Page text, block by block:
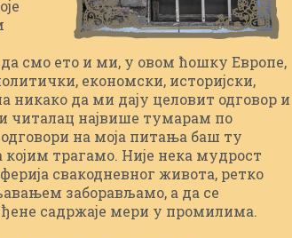
смо ето и ми, у овом ћошку Европе,
економски, историјски,
никако да ми дају целовит одговор и
читалац највише тумарам по
на моја питања баш ту
којим трагамо. Није нека мудрост
свакодневног живота, ретко
заборављамо, а да се
садржаје мери у промилима.